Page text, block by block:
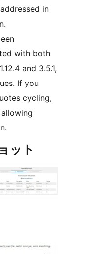
in
with both
and 3.5.1,
If you
cycling,
ット